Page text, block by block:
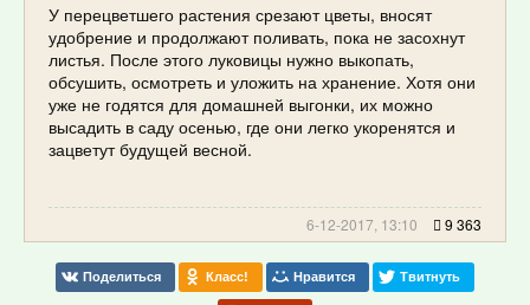
У перецветшего растения срезают цветы, вносят
удобрение и продолжают поливать, пока не засохнут
листья. После этого луковицы нужно выкопать,
обсушить, осмотреть и уложить на хранение. Хотя они
уже не годятся для домашней выгонки, их можно
высадить в саду осенью, где они легко укоренятся и
зацветут будущей весной.
6-12-2017, 13:10 9 363
Поделиться Класс! Нравится Твитнуть